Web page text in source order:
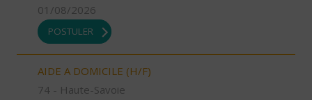
01/08/2026
POSTULER
AIDE A DOMICILE (H/F)
74 - Haute-Savoie